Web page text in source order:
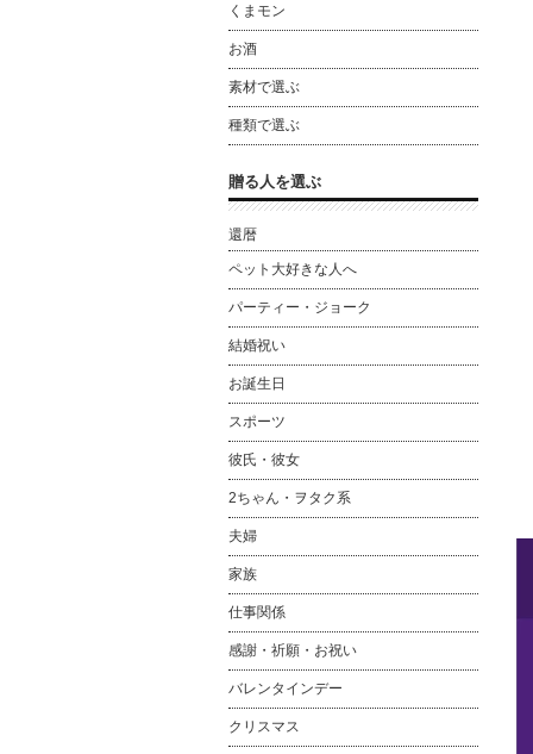
くまモン
お酒
素材で選ぶ
種類で選ぶ
贈る人を選ぶ
還暦
ペット大好きな人へ
パーティー・ジョーク
結婚祝い
お誕生日
スポーツ
彼氏・彼女
2ちゃん・ヲタク系
夫婦
家族
仕事関係
感謝・祈願・お祝い
バレンタインデー
クリスマス